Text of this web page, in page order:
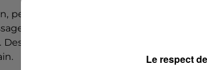
petite commune de près de 11 000
souterrain. Pour traverser les voies
Des pictogrammes lumineux posés à
Le respect